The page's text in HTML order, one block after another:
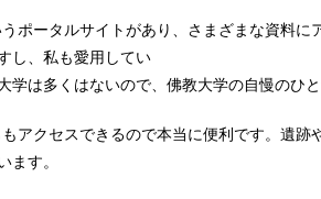
ポータルサイトがあり、さまざまな資料に
し、私も愛用してい
は多くはないので、佛教大学の自慢のひと
アクセスできるので本当に便利です。遺跡
ます。